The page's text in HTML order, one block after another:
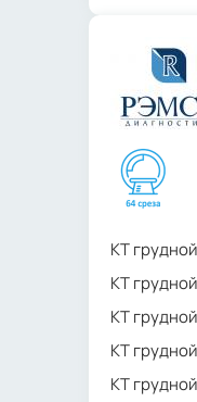
КТ
КТ
КТ
КТ
КТ